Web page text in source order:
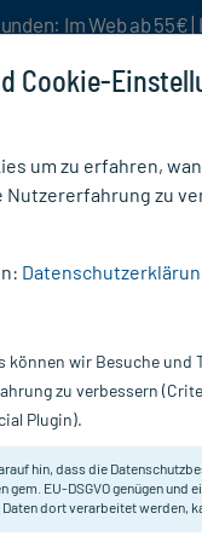
Im Web ab 55€
Nur für kurze Zeit:
E Kapseln,
Cookie-
um zu erfahren,
Nutzererfahrung zu
können wir Besuche und
zu verbessern
Plugin).
hin, dass die
gem. EU-DSGVO genügen
Daten dort verarbeitet werden,